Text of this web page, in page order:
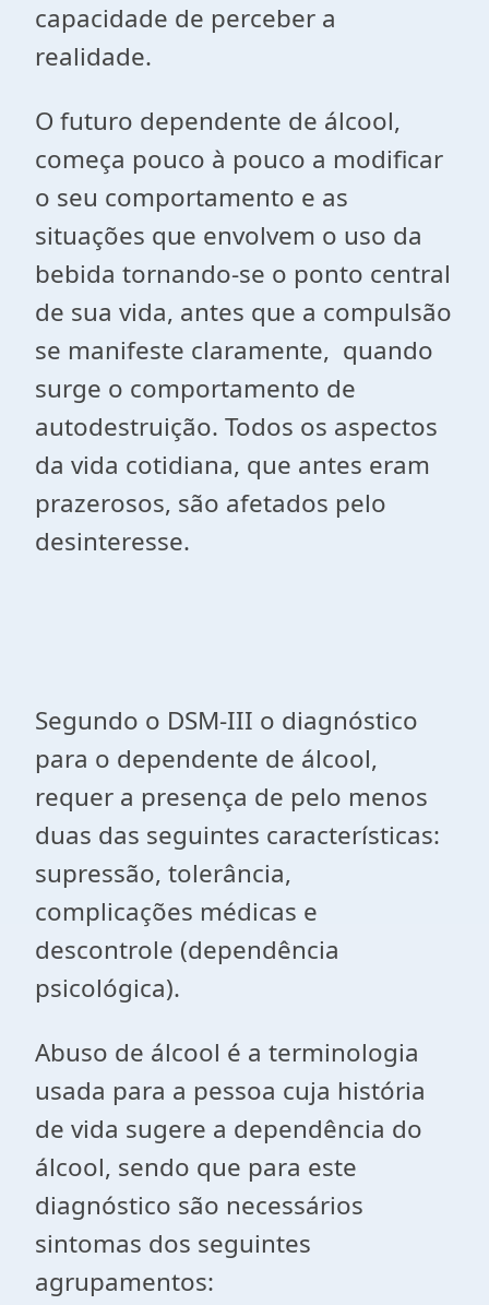
capacidade de perceber a
realidade.
O futuro dependente de álcool,
começa pouco à pouco a modificar
o seu comportamento e as
situações que envolvem o uso da
bebida tornando-se o ponto central
de sua vida, antes que a compulsão
se manifeste claramente, quando
surge o comportamento de
autodestruição. Todos os aspectos
da vida cotidiana, que antes eram
prazerosos, são afetados pelo
desinteresse.
Segundo o DSM-III o diagnóstico
para o dependente de álcool,
requer a presença de pelo menos
duas das seguintes características:
supressão, tolerância,
complicações médicas e
descontrole (dependência
psicológica).
Abuso de álcool é a terminologia
usada para a pessoa cuja história
de vida sugere a dependência do
álcool, sendo que para este
diagnóstico são necessários
sintomas dos seguintes
agrupamentos: